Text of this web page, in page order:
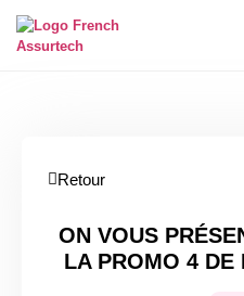
Retour
ON VOUS
LA PROMO 4 DE